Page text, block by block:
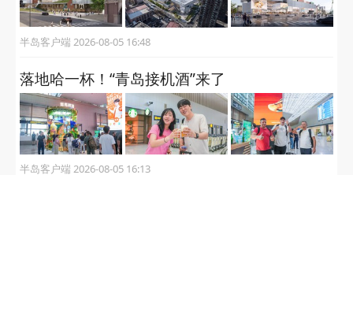
半岛客户端 2026-08-05 16:48
落地哈一杯！“青岛接机酒”来了
半岛客户端 2026-08-05 16:13